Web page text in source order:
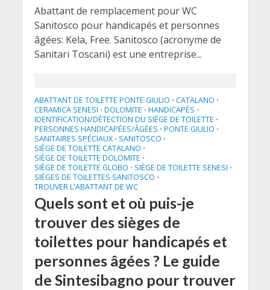
Abattant de remplacement pour WC
Sanitosco pour handicapés et personnes
âgées: Kela, Free. Sanitosco (acronyme de
Sanitari Toscani) est une entreprise...
ABATTANT DE TOILETTE PONTE GIULIO • CATALANO •
CERAMICA SENESI • DOLOMITE • HANDICAPÉS •
IDENTIFICATION/DÉTECTION DU SIÈGE DE TOILETTE •
PERSONNES HANDICAPÉES/ÂGÉES • PONTE GIULIO •
SANITAIRES SPÉCIAUX • SANITOSCO •
SIÈGE DE TOILETTE CATALANO •
SIÈGE DE TOILETTE DOLOMITE •
SIÈGE DE TOILETTE GLOBO • SIÈGE DE TOILETTE SENESI •
SIÈGES DE TOILETTES SANITOSCO •
TROUVER L'ABATTANT DE WC
Quels sont et où puis-je
trouver des sièges de
toilettes pour handicapés et
personnes âgées ? Le guide
de Sintesibagno pour trouver